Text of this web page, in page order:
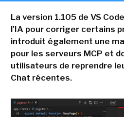
La version 1.105 de VS
l'IA pour corriger certains
introduit également une
pour les serveurs MCP et
utilisateurs de reprendre
Chat récentes.